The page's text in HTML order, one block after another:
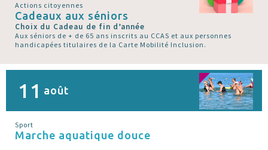
Actions citoyennes
Cadeaux aux séniors
Choix du Cadeau de fin d’année
Aux séniors de + de 65 ans inscrits au CCAS et aux personnes
handicapées titulaires de la Carte Mobilité Inclusion.
11 août
Sport
Marche aquatique douce